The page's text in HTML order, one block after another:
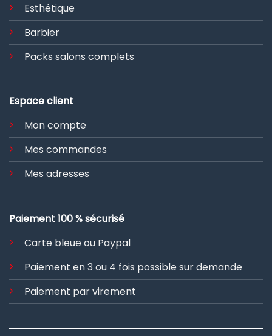
Esthétique
Barbier
Packs salons complets
Espace client
Mon compte
Mes commandes
Mes adresses
Paiement 100 % sécurisé
Carte bleue ou Paypal
Paiement en 3 ou 4 fois possible sur demande
Paiement par virement